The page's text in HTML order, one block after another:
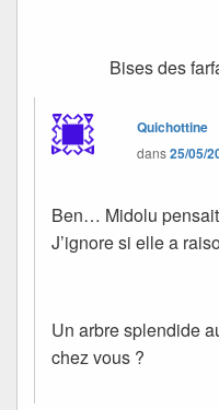
Bises des
Quichottine
dans25/05/
Ben… Midolu pensait
J’ignore si elle a
Un arbre splendide
chez vous ?